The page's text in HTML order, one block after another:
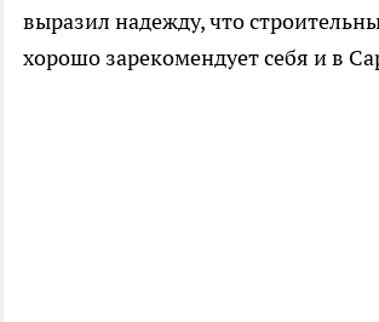
выразил надежду, что
хорошо зарекомендует себя и в